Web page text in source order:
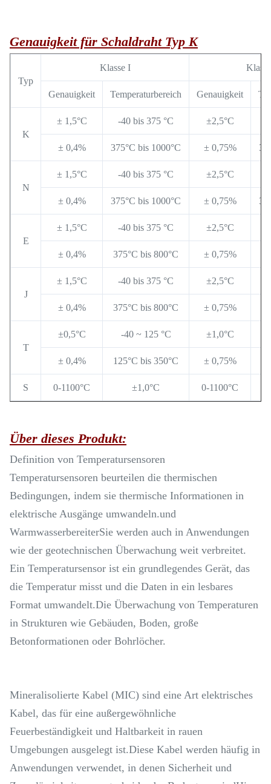
Genauigkeit für Schaldraht Typ K
Typ
Klasse I
Genauigkeit Temperaturbereich Genauigkeit
K
± 1,5°C -40 bis 375 °C ±2,5°C
± 0,4% 375°C bis 1000°C ± 0,75%
N
± 1,5°C -40 bis 375 °C ±2,5°C
± 0,4% 375°C bis 1000°C ± 0,75%
E
± 1,5°C -40 bis 375 °C ±2,5°C
± 0,4% 375°C bis 800°C ± 0,75%
J
± 1,5°C -40 bis 375 °C ±2,5°C
± 0,4% 375°C bis 800°C ± 0,75%
T
±0,5°C -40 ~ 125 °C ±1,0°C
± 0,4% 125°C bis 350°C ± 0,75%
S 0-1100°C ±1,0°C 0-1100°C
Über dieses Produkt:
Definition von Temperatursensoren
Temperatursensoren beurteilen die thermischen
Bedingungen, indem sie thermische Informationen in
elektrische Ausgänge umwandeln.und
WarmwasserbereiterSie werden auch in Anwendungen
wie der geotechnischen Überwachung weit verbreitet.
Ein Temperatursensor ist ein grundlegendes Gerät, das
die Temperatur misst und die Daten in ein lesbares
Format umwandelt.Die Überwachung von Temperaturen
in Strukturen wie Gebäuden, Boden, große
Betonformationen oder Bohrlöcher.
Mineralisolierte Kabel (MIC) sind eine Art elektrisches
Kabel, das für eine außergewöhnliche
Feuerbeständigkeit und Haltbarkeit in rauen
Umgebungen ausgelegt ist.Diese Kabel werden häufig in
Anwendungen verwendet, in denen Sicherheit und